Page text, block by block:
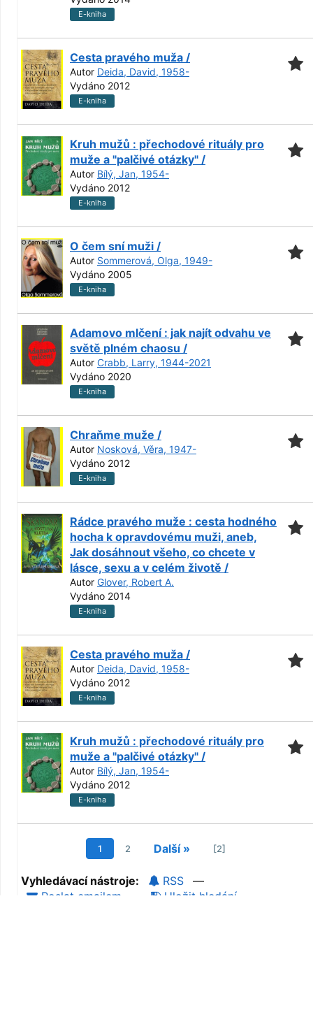
E-kniha
Cesta pravého muža /
Autor Deida, David, 1958-
Vydáno 2012
E-kniha
Kruh mužů : přechodové rituály pro
muže a "palčivé otázky" /
Autor Bílý, Jan, 1954-
Vydáno 2012
E-kniha
O čem sní muži /
Autor Sommerová, Olga, 1949-
Vydáno 2005
E-kniha
Adamovo mlčení : jak najít odvahu ve
světě plném chaosu /
Autor Crabb, Larry, 1944-2021
Vydáno 2020
E-kniha
Chraňme muže /
Autor Nosková, Věra, 1947-
Vydáno 2012
E-kniha
Rádce pravého muže : cesta hodného
hocha k opravdovému muži, aneb,
Jak dosáhnout všeho, co chcete v
lásce, sexu a v celém životě /
Autor Glover, Robert A.
Vydáno 2014
E-kniha
Cesta pravého muža /
Autor Deida, David, 1958-
Vydáno 2012
E-kniha
Kruh mužů : přechodové rituály pro
muže a "palčivé otázky" /
Autor Bílý, Jan, 1954-
Vydáno 2012
E-kniha
1 2 Další » [2]
Vyhledávací nástroje: RSS
—
Poslat emailem
Uložit hledání